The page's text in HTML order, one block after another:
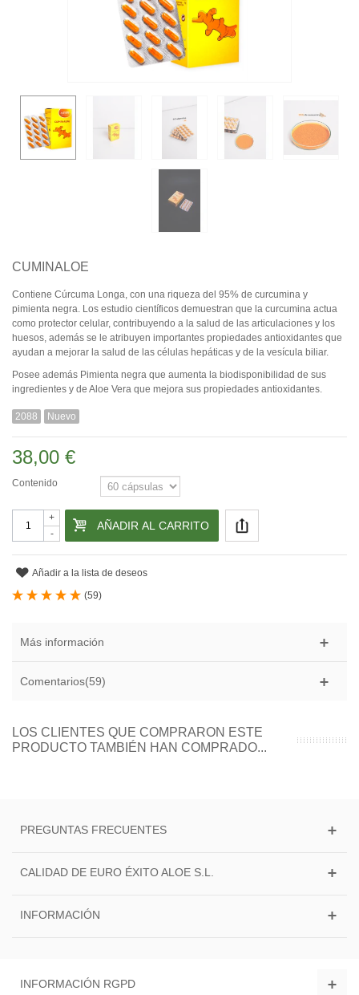
CUMINALOE
Contiene Cúrcuma Longa, con una riqueza del 95% de curcumina y
pimienta negra. Los estudio científicos demuestran que la curcumina actua
como protector celular, contribuyendo a la salud de las articulaciones y los
huesos, además se le atribuyen importantes propiedades antioxidantes que
ayudan a mejorar la salud de las células hepáticas y de la vesícula biliar.
Posee además Pimienta negra que aumenta la biodisponibilidad de sus
ingredientes y de Aloe Vera que mejora sus propiedades antioxidantes.
2088 Nuevo
38,00 €
Contenido
-
+
AÑADIR AL CARRITO
Añadir a la lista de deseos
(59)
Más información
Comentarios(59)
LOS CLIENTES QUE COMPRARON ESTE
PRODUCTO TAMBIÉN HAN COMPRADO...
PREGUNTAS FRECUENTES
CALIDAD DE EURO ÉXITO ALOE S.L.
INFORMACIÓN
INFORMACIÓN RGPD